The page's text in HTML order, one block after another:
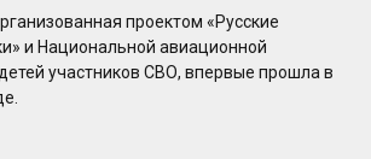
проектом «Русские
и Национальной авиационной
участников СВО, впервые прошла в